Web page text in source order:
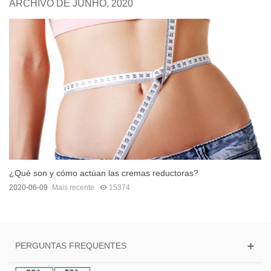
ARCHIVO DE JUNHO, 2020
¿Qué son y cómo actúan las cremas reductoras?
2020-06-09 Mais recente 15374
PERGUNTAS FREQUENTES